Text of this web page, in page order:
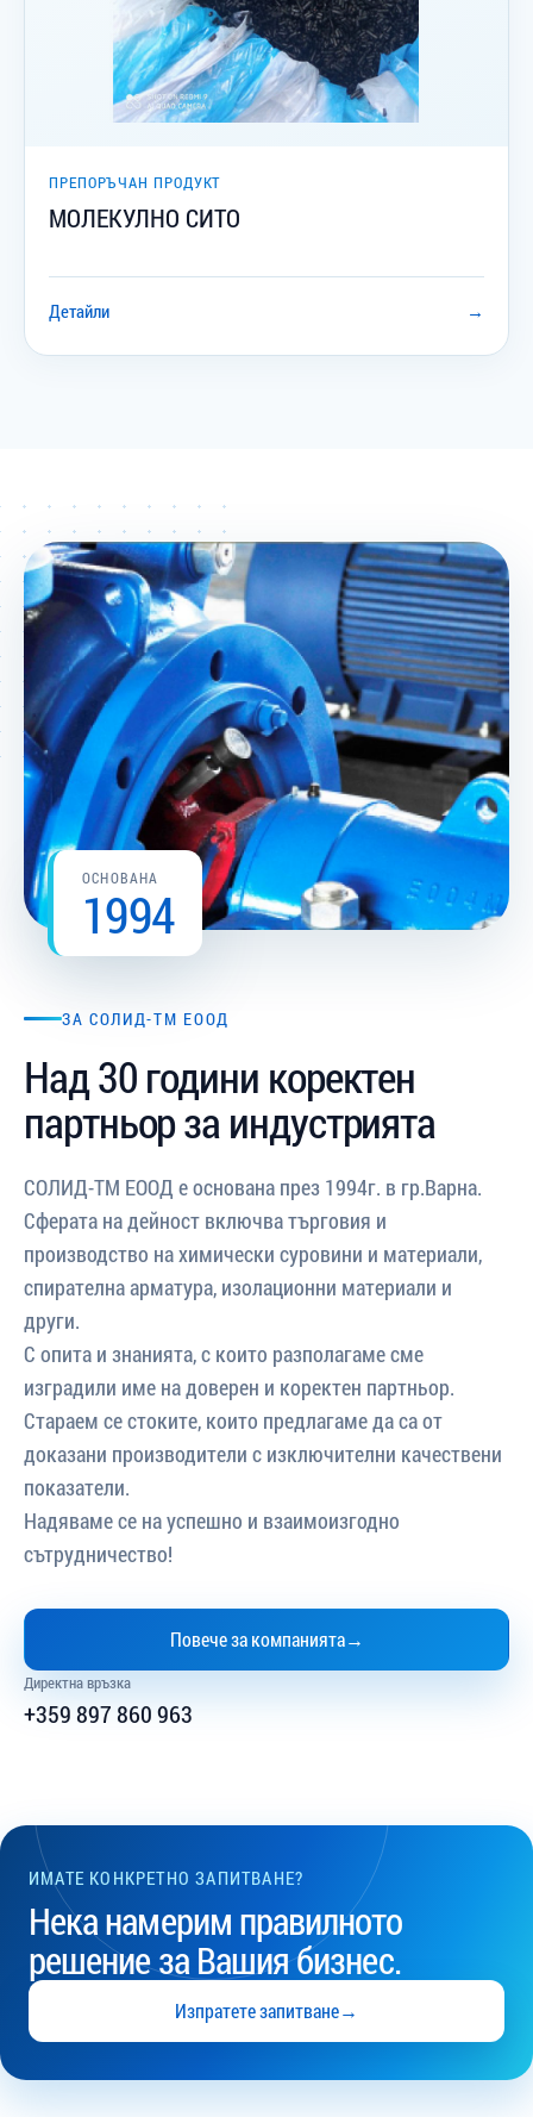
ПРЕПОРЪЧАН ПРОДУКТ
МОЛЕКУЛНО СИТО
Детайли →
ОСНОВАНА
1994
ЗА СОЛИД-ТМ ЕООД
Над 30 години коректен
партньор за индустрията
СОЛИД-ТМ ЕООД е основана през 1994г. в гр.Варна.
Сферата на дейност включва търговия и
производство на химически суровини и материали,
спирателна арматура, изолационни материали и
други.
С опита и знанията, с които разполагаме сме
изградили име на доверен и коректен партньор.
Стараем се стоките, които предлагаме да са от
доказани производители с изключителни качествени
показатели.
Надяваме се на успешно и взаимоизгодно
сътрудничество!
Повече за компанията→
Директна връзка
+359 897 860 963
ИМАТЕ КОНКРЕТНО ЗАПИТВАНЕ?
Нека намерим правилното
решение за Вашия бизнес.
Изпратете запитване→